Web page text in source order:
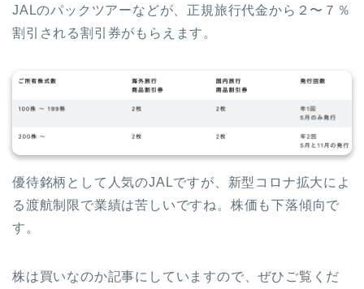
JALのパックツアーなどが、正規旅行代金から２〜７％
割引される割引券がもらえます。
優待銘柄として人気のJALですが、新型コロナ拡大によ
る渡航制限で業績は苦しいですね。株価も下落傾向で
す。
株は買いなのか記事にしていますので、ぜひご覧くだ